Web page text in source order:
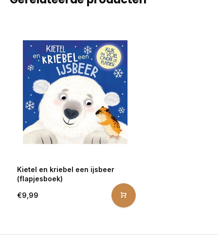
Kietel en kriebel een ijsbeer
(flapjesboek)
€9,99